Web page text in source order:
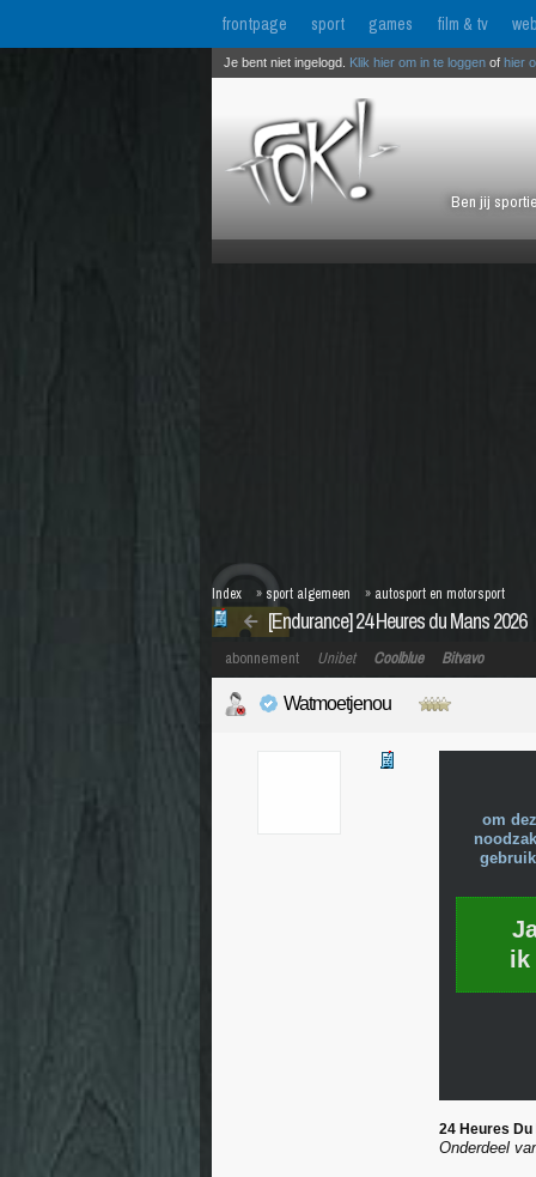
frontpage sport games film & tv
Ben jij
Je bent niet ingelogd. Klik hier om in te loggen of hier
[Endurance] 24 Heures du Mans 2026
Index » sport algemeen » autosport en motorsport
abonnement Unibet Coolblue Bitvavo
Watmoetjenou
om
ik
24 Heures Du
Onderdeel